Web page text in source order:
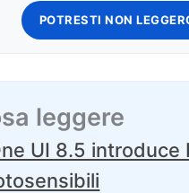
POTRESTI NON
leggere
UI 8.5